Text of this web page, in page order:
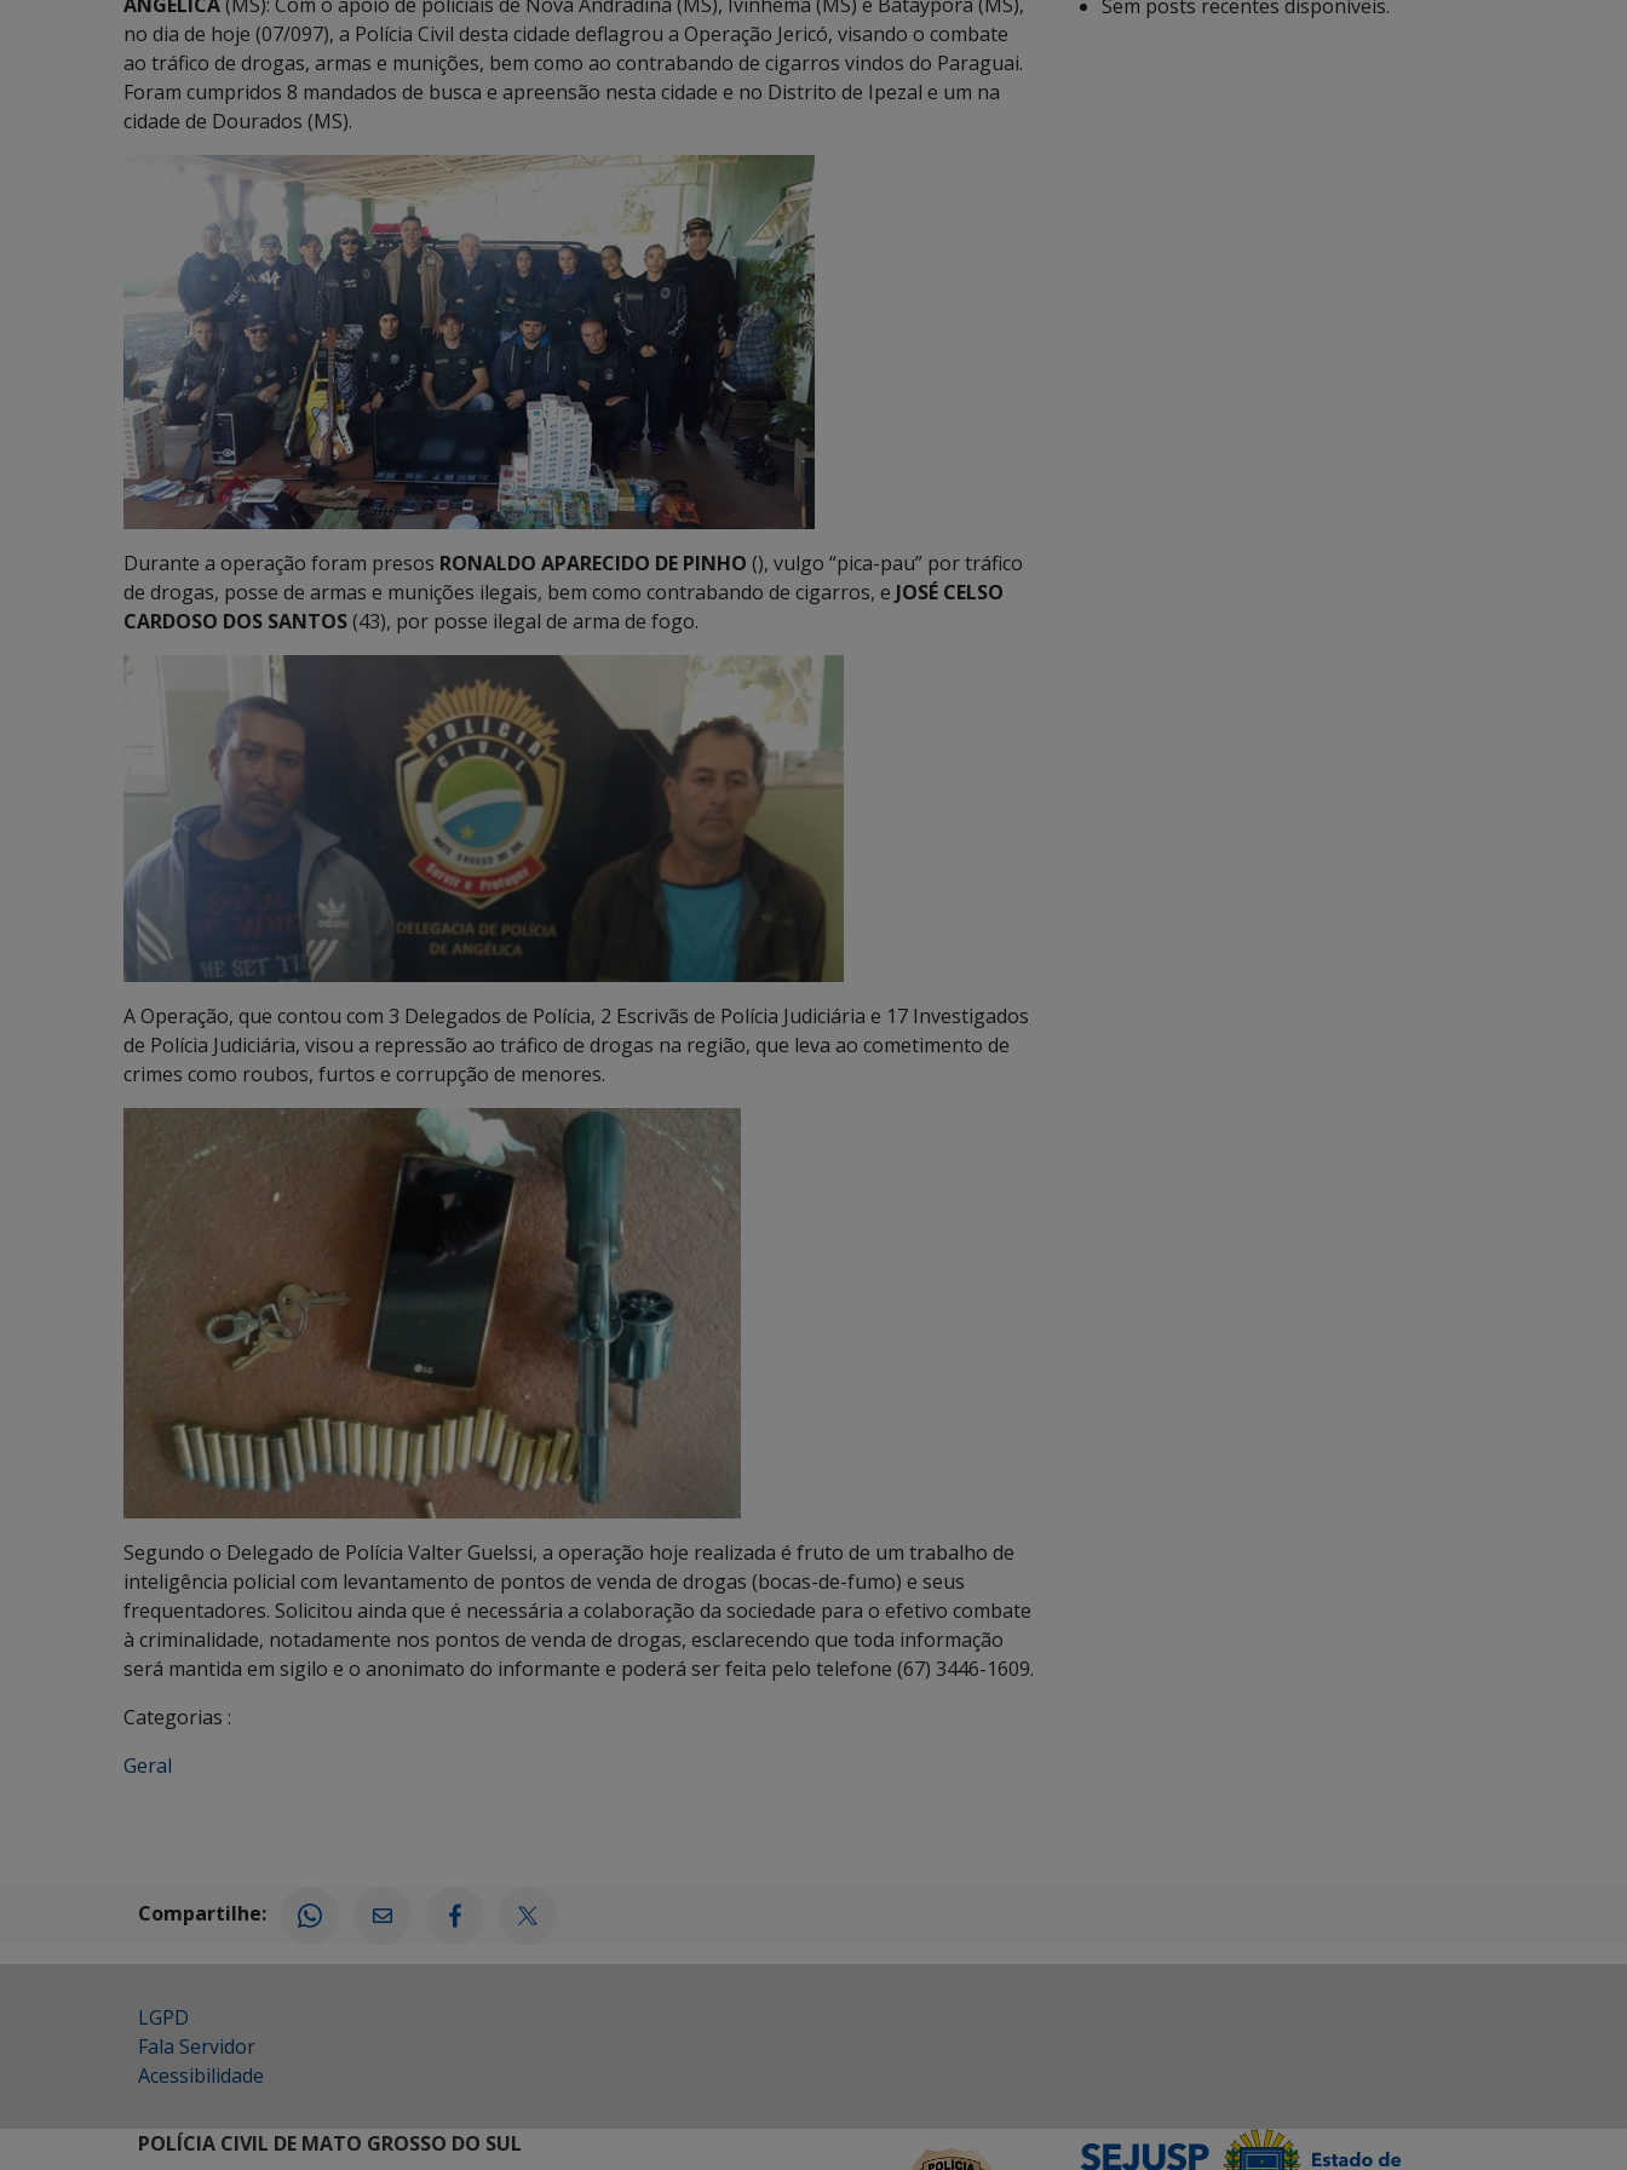
no dia de hoje (07/097), a Polícia Civil desta cidade deflagrou a Operação Jericó, visando o combate
ao tráfico de drogas, armas e munições, bem como ao contrabando de cigarros vindos do Paraguai.
Foram cumpridos 8 mandados de busca e apreensão nesta cidade e no Distrito de Ipezal e um na
cidade de Dourados (MS).
Durante a operação foram presos RONALDO APARECIDO DE PINHO (), vulgo “pica-pau” por tráfico
de drogas, posse de armas e munições ilegais, bem como contrabando de cigarros, e JOSÉ CELSO
CARDOSO DOS SANTOS(43), por posse ilegal de arma de fogo.
A Operação, que contou com 3 Delegados de Polícia, 2 Escrivãs de Polícia Judiciária e 17 Investigados
de Polícia Judiciária, visou a repressão ao tráfico de drogas na região, que leva ao cometimento de
crimes como roubos, furtos e corrupção de menores.
Segundo o Delegado de Polícia Valter Guelssi, a operação hoje realizada é fruto de um trabalho de
inteligência policial com levantamento de pontos de venda de drogas (bocas-de-fumo) e seus
frequentadores. Solicitou ainda que é necessária a colaboração da sociedade para o efetivo combate
à criminalidade, notadamente nos pontos de venda de drogas, esclarecendo que toda informação
será mantida em sigilo e o anonimato do informante e poderá ser feita pelo telefone (67) 3446-1609.
Categorias :
Geral
Sem posts recentes disponíveis.
Compartilhe:
LGPD
Fala Servidor
Acessibilidade
POLÍCIA CIVIL DE MATO GROSSO DO SUL